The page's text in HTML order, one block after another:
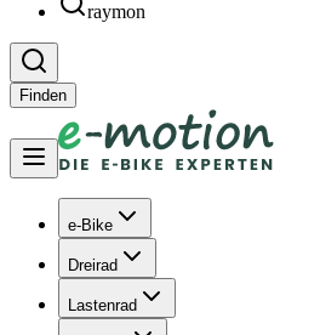
raymon
Finden
e-Bike
Dreirad
Lastenrad